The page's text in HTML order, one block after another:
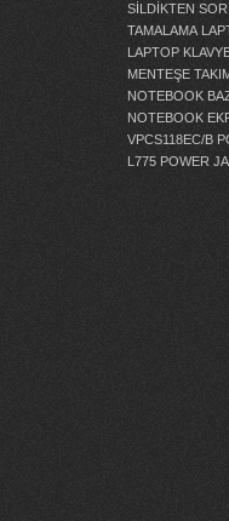
SİLDİKTEN
TAMALAMA
LAPTOP
MENTEŞE
NOTEBOOK
NOTEBOOK
VPCS118EC/B
L775 POWER